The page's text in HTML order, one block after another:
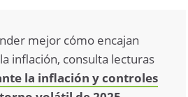
mejor cómo encajan
inflación, consulta lecturas
la inflación y controles